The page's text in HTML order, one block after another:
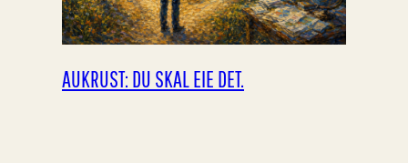
AUKRUST: DU SKAL EIE DET.